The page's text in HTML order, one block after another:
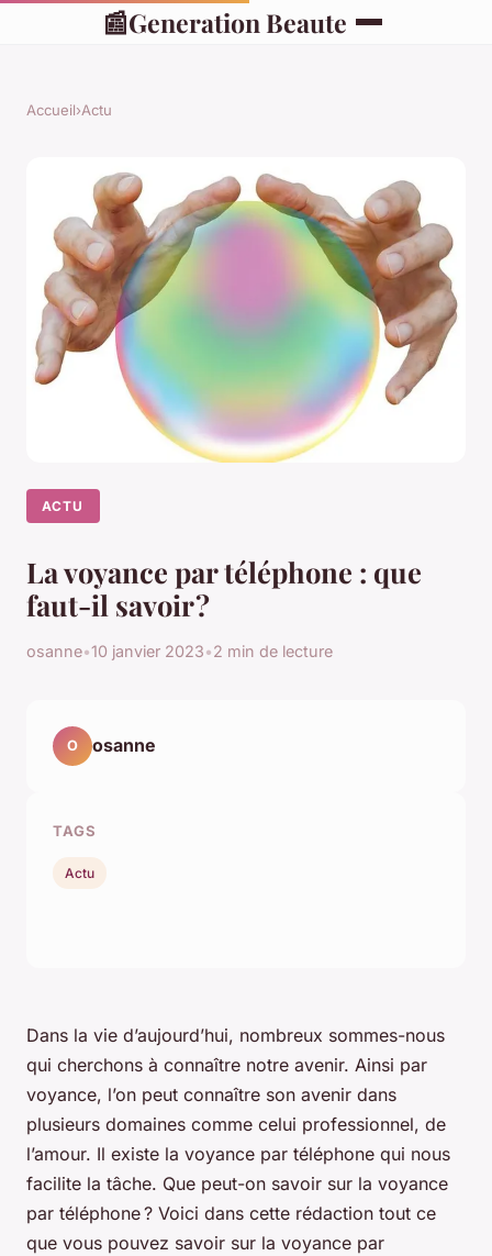
📰Generation Beaute
Accueil›Actu
ACTU
La voyance par téléphone : que
faut-il savoir ?
osanne•10 janvier 2023•2 min de lecture
Dans la vie d’aujourd’hui, nombreux sommes-nous
qui cherchons à connaître notre avenir. Ainsi par
voyance, l’on peut connaître son avenir dans
plusieurs domaines comme celui professionnel, de
l’amour. Il existe la voyance par téléphone qui nous
facilite la tâche. Que peut-on savoir sur la voyance
par téléphone ? Voici dans cette rédaction tout ce
que vous pouvez savoir sur la voyance par
O osanne
TAGS
Actu